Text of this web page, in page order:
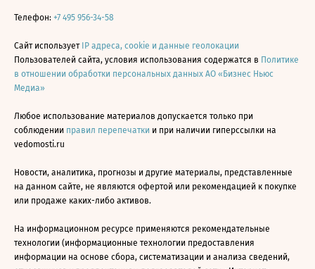
Телефон: +7 495 956-34-58
Сайт использует IP адреса, cookie и данные геолокации
Пользователей сайта, условия использования содержатся в Политике
в отношении обработки персональных данных АО «Бизнес Ньюс
Медиа»
Любое использование материалов допускается только при
соблюдении правил перепечатки и при наличии гиперссылки на
vedomosti.ru
Новости, аналитика, прогнозы и другие материалы, представленные
на данном сайте, не являются офертой или рекомендацией к покупке
или продаже каких-либо активов.
На информационном ресурсе применяются рекомендательные
технологии (информационные технологии предоставления
информации на основе сбора, систематизации и анализа сведений,